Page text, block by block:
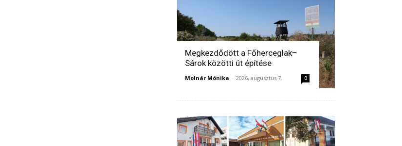
Megkezdődött a Főherceglak–
Sárok közötti út építése
Molnár Mónika - 2026, augusztus 7. 0